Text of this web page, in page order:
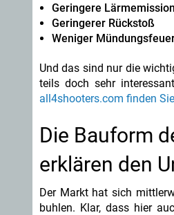
Geringere
Geringerer Rückstoß
Weniger
Und das sind nur die
teils doch sehr
all4shooters.com finden
Die Bauform
erklären den
Der Markt hat sich
buhlen. Klar, dass hier